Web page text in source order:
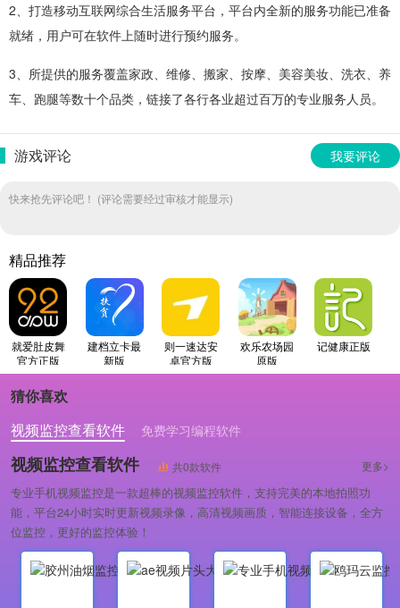
2、打造移动互联网综合生活服务平台，平台内全新的服务功能已准备
就绪，用户可在软件上随时进行预约服务。
3、所提供的服务覆盖家政、维修、搬家、按摩、美容美妆、洗衣、养
车、跑腿等数十个品类，链接了各行各业超过百万的专业服务人员。
游戏评论 我要评论
快来抢先评论吧！ (评论需要经过审核才能显示)
精品推荐
就爱肚皮舞
官方正版
建档立卡最
新版
则一速达安
卓官方版
欢乐农场园
原版
记健康正版
猜你喜欢
视频监控查看软件
免费学习编程软件
专业做婚礼策划的软件
视频监控查看软件 共0款软件 更多>
专业手机视频监控是一款超棒的视频监控软件，支持完美的本地拍照功
能，平台24小时实时更新视频录像，高清视频画质，智能连接设备，全方
位监控，更好的监控体验！